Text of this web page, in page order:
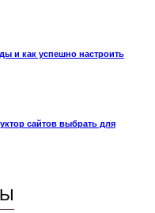
и как успешно настроить
сайтов выбрать для